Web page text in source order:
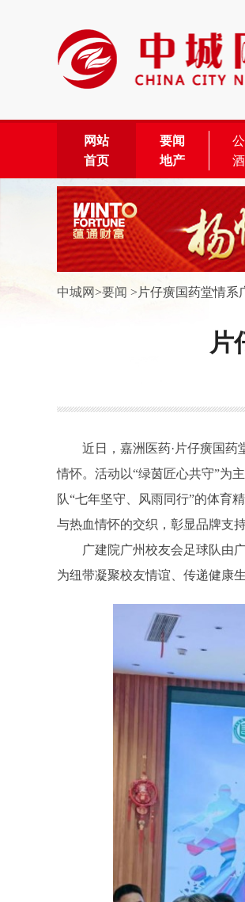
网站
首页
要闻
地产
中城网>要闻 >片仔癀国药堂情系
片
近日，嘉洲医药·片仔癀国
情怀。活动以“绿茵匠心共守”为
队“七年坚守、风雨同行”的体育
与热血情怀的交织，彰显品牌支
广建院广州校友会足球队由
为纽带凝聚校友情谊、传递健康